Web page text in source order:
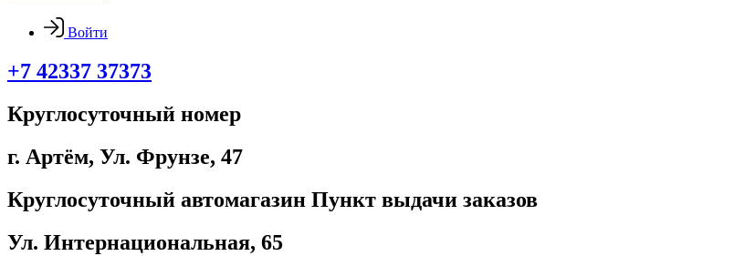
Войти
+7 42337 37373
Круглосуточный номер
г. Артём, ​Ул. Фрунзе, 47
Круглосуточный автомагазин Пункт выдачи заказов
Ул. Интернациональная, 65